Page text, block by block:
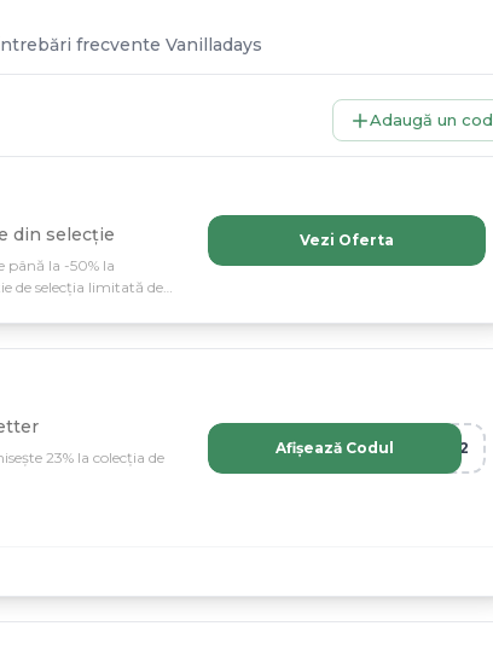
frecvente Vanilladays
Adaugă un cod
din selecție
la -50% la
de selecția limitată de
Vezi Oferta
23% la colecția de
R12
Afișează Codul